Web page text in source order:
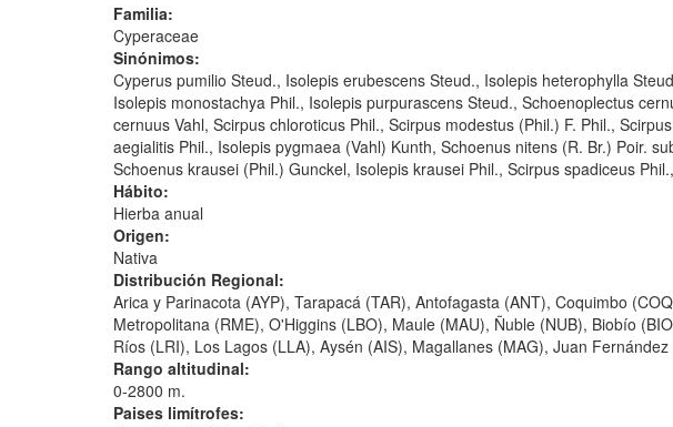
Familia:
Cyperaceae
Sinónimos:
Cyperus pumilio Steud., Isolepis erubescens Steud., Isolepis heterophylla
Isolepis monostachya Phil., Isolepis purpurascens Steud., Schoenoplectus
cernuus Vahl, Scirpus chloroticus Phil., Scirpus modestus (Phil.) F. Phil.,
aegialitis Phil., Isolepis pygmaea (Vahl) Kunth, Schoenus nitens (R. Br.) Poir.
Schoenus krausei (Phil.) Gunckel, Isolepis krausei Phil., Scirpus spadiceus
Hábito:
Hierba anual
Origen:
Nativa
Distribución Regional:
Arica y Parinacota (AYP), Tarapacá (TAR), Antofagasta (ANT), Coquimbo
Metropolitana (RME), O'Higgins (LBO), Maule (MAU), Ñuble (NUB), Biobío
Ríos (LRI), Los Lagos (LLA), Aysén (AIS), Magallanes (MAG), Juan Fernández
Rango altitudinal:
0-2800 m.
Paises limítrofes: